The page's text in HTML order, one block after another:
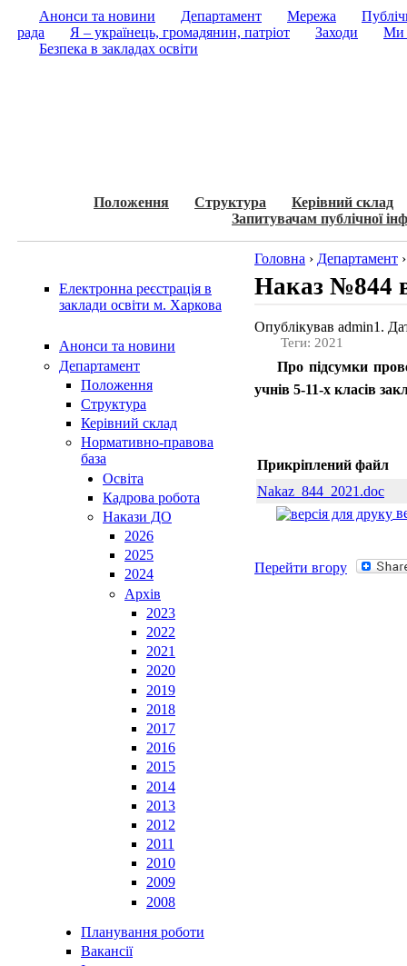
Анонси та новини Департамент Мережа
рада
Я – українець, громадянин, патріот Заходи
Ми
Безпека в закладах освіти
Положення Структура
Керівний склад
Запитувачам публічної
Електронна реєстрація в
заклади освіти м. Харкова
Анонси та новини
Департамент
Положення
Структура
Керівний склад
Нормативно-правова
база
Освiта
Кадрова робота
Накази ДО
2026
2025
2024
Архів
2023
2022
2021
2020
2019
2018
2017
2016
2015
2014
2013
2012
2011
2010
2009
2008
Планування роботи
Вакансії
Головна › Департамент
Наказ №844
Опублікував admin1.
Теги: 2021
Про підсумки
учнів 5-11-х класів
Прикріплений файл
Nakaz_844_2021.doc
Перейти вгору